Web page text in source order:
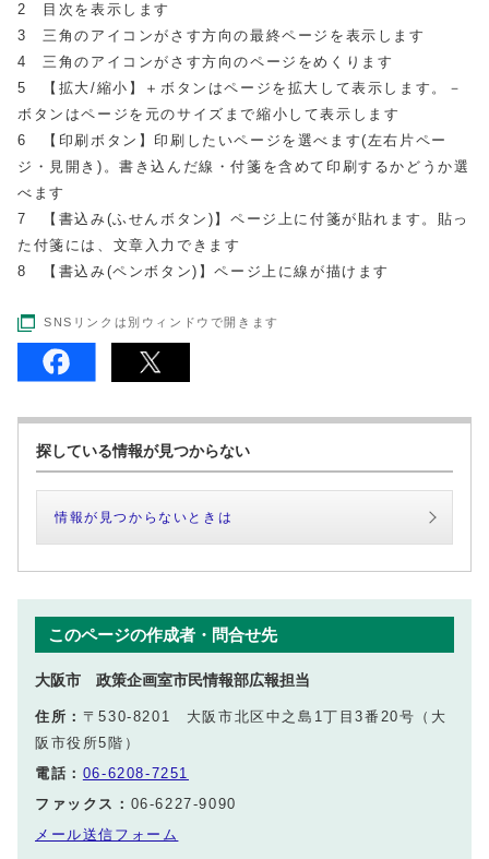
2 目次を表示します
3 三角のアイコンがさす方向の最終ページを表示します
4 三角のアイコンがさす方向のページをめくります
5 【拡大/縮小】＋ボタンはページを拡大して表示します。－
ボタンはページを元のサイズまで縮小して表示します
6 【印刷ボタン】印刷したいページを選べます(左右片ペー
ジ・見開き)。書き込んだ線・付箋を含めて印刷するかどうか選
べます
7 【書込み(ふせんボタン)】ページ上に付箋が貼れます。貼っ
た付箋には、文章入力できます
8 【書込み(ペンボタン)】ページ上に線が描けます
SNSリンクは別ウィンドウで開きます
探している情報が見つからない
情報が見つからないときは
このページの作成者・問合せ先
大阪市 政策企画室市民情報部広報担当
住所： 〒530-8201 大阪市北区中之島1丁目3番20号（大
阪市役所5階）
電話： 06-6208-7251
ファックス： 06-6227-9090
メール送信フォーム